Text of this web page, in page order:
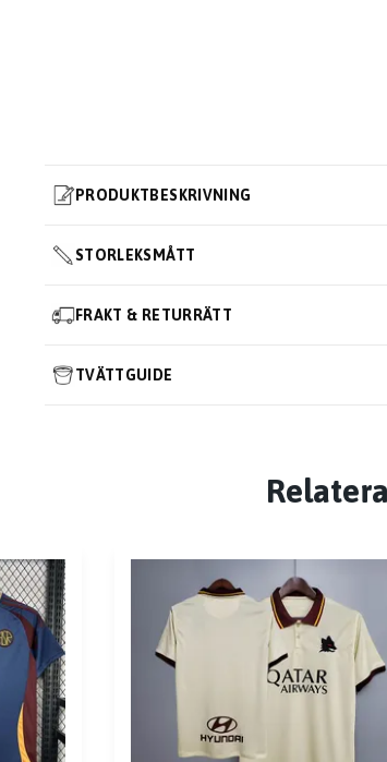
PRODUKTBESKRIVNING
STORLEKSMÅTT
FRAKT & RETURRÄTT
TVÄTTGUIDE